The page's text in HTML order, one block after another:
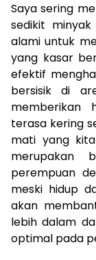
Saya sering
sedikit
alami untuk
yang kasar
efektif
bersisik di
memberikan
terasa kering
mati yang
merupakan
perempuan
meski hidup
akan
lebih dalam
optimal pada